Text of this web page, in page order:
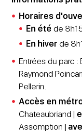
Horaires
En été de
En hiver de
Entrées du parc :
Raymond
Pellerin.
Accès en
Chateaubriand |
Assomption |